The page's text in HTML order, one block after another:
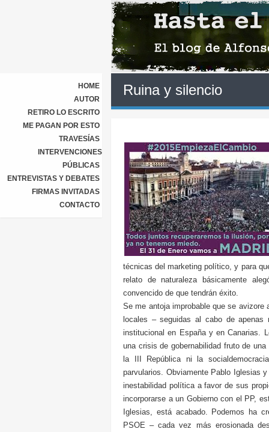
HOME
AUTOR
RETIRO LO ESCRITO
ME PAGAN POR ESTO
TRAVESÍAS
INTERVENCIONES
PÚBLICAS
ENTREVISTAS Y DEBATES
FIRMAS INVITADAS
CONTACTO
Ruina y silencio
técnicas del marketing político, y para
relato de naturaleza básicamente
convencido de que tendrán éxito.
Se me antoja improbable que se
locales – seguidas al cabo de
institucional en España y en Canarias.
una crisis de gobernabilidad fruto de
la III República ni la
parvularios. Obviamente Pablo Iglesias
inestabilidad política a favor de sus
incorporarse a un Gobierno con el PP,
Iglesias, está acabado. Podemos ha
PSOE – cada vez más erosionada